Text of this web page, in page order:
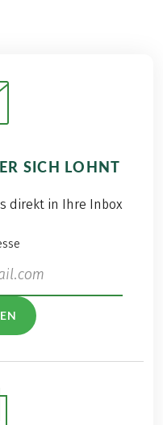
SICH LOHNT
direkt in Ihre Inbox